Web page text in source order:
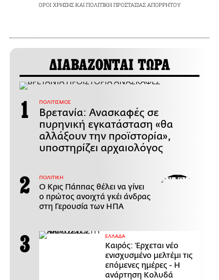
ΟΡΟΙ ΧΡΗΣΗΣΚΑΙ ΠΟΛΙΤΙΚΗ ΠΡΟΣΤΑΣΙΑΣ ΑΠΟΡΡΗΤΟΥ
ΔΙΑΒΑΖΟΝΤΑΙ ΤΩΡΑ
ΠΟΛΙΤΙΣΜΟΣ
Βρετανία: Ανασκαφές σε
πυρηνική εγκατάσταση «θα
αλλάξουν την προϊστορία»,
υποστηρίζει αρχαιολόγος
ΠΟΛΙΤΙΚΗ
Ο Κρις Πάππας θέλει να γίνει
ο πρώτος ανοιχτά γκέι άνδρας
στη Γερουσία των ΗΠΑ
ΕΛΛΑΔΑ
Καιρός: Έρχεται νέο
ενισχυσμένο μελτέμι τις
επόμενες ημέρες - Η
ανάρτηση Κολυδά